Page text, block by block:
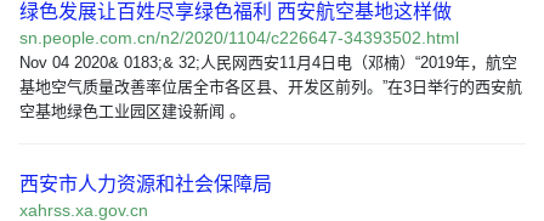
绿色发展让百姓尽享绿色福利 西安航空基地这样做
sn.people.com.cn/n2/2020/1104/c226647-34393502.html
Nov 04 2020& 0183;& 32;人民网西安11月4日电（邓楠）“2019年，航空
基地空气质量改善率位居全市各区县、开发区前列。”在3日举行的西安航
空基地绿色工业园区建设新闻 。
西安市人力资源和社会保障局
xahrss.xa.gov.cn